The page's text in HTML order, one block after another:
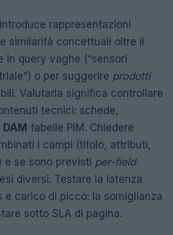
introduce rappresentazioni
similarità concettuali oltre il
in query vaghe (“sensori
o per suggerire prodotti
Valutarla significa controllare
tecnici: schede,
DAM tabelle PIM. Chiedere
i campi (titolo, attributi,
e se sono previsti per-field
diversi. Testare la latenza
e carico di picco: la somiglianza
sotto SLA di pagina.